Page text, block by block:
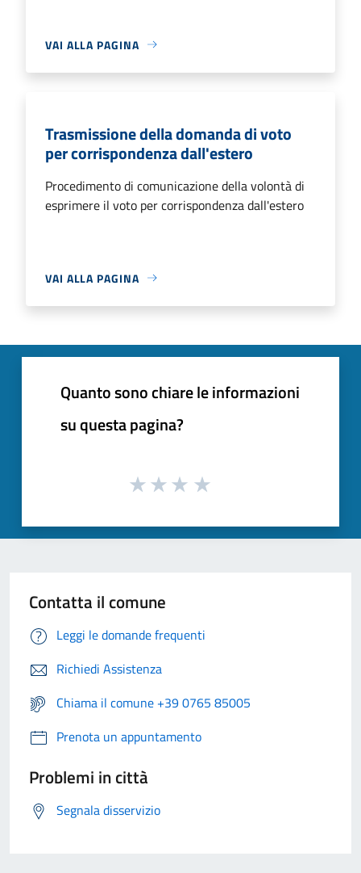
VAI ALLA PAGINA
Trasmissione della domanda di voto
per corrispondenza dall'estero
Procedimento di comunicazione della volontà di
esprimere il voto per corrispondenza dall'estero
VAI ALLA PAGINA
Quanto sono chiare le informazioni
su questa pagina?
Contatta il comune
Leggi le domande frequenti
Richiedi Assistenza
Chiama il comune +39 0765 85005
Prenota un appuntamento
Problemi in città
Segnala disservizio